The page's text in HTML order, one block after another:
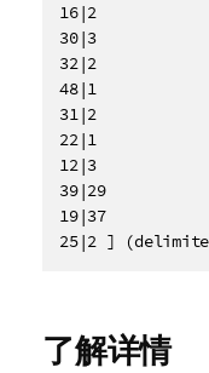
16|2
30|3
32|2
48|1
31|2
22|1
12|3
39|29
19|37
25|2 ]
了解详情